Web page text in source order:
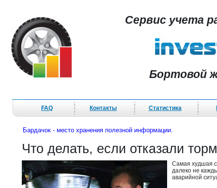
Сервис учета
Бортовой
FAQ Контакты Статистика
Бардачок - место хранения полезной информации.
Что делать, если отказали
Самая худшая
далеко не
аварийной